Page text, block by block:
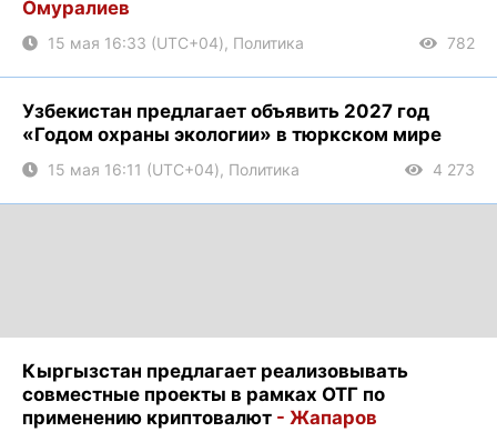
Омуралиев
15 мая 16:33 (UTC+04), Политика 782
Узбекистан предлагает объявить 2027 год
«Годом охраны экологии» в тюркском мире
15 мая 16:11 (UTC+04), Политика 4 273
Кыргызстан предлагает реализовывать
совместные проекты в рамках ОТГ по
применению криптовалют - Жапаров